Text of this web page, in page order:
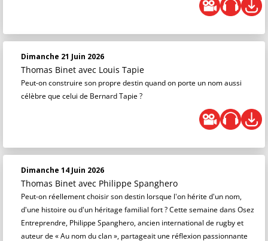
Dimanche 21 Juin 2026
Thomas Binet avec Louis Tapie
Peut-on construire son propre destin quand on porte un nom aussi
célèbre que celui de Bernard Tapie ?
Dimanche 14 Juin 2026
Thomas Binet avec Philippe Spanghero
Peut-on réellement choisir son destin lorsque l'on hérite d'un nom,
d'une histoire ou d'un héritage familial fort ? Cette semaine dans Osez
Entreprendre, Philippe Spanghero, ancien international de rugby et
auteur de « Au nom du clan », partageait une réflexion passionnante